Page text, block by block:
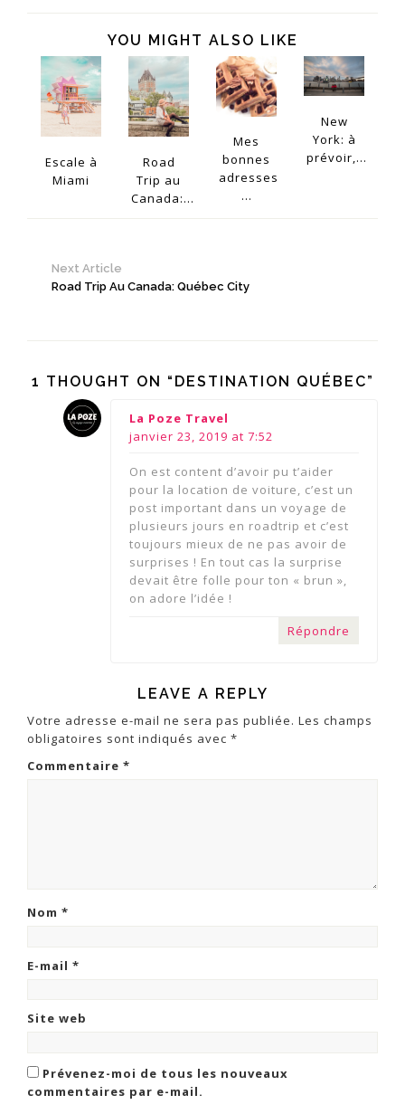
YOU MIGHT ALSO LIKE
Escale à
Miami
Road
Trip au
Canada:...
Mes
bonnes
adresses
...
New
York: à
prévoir,...
Next Article
Road Trip Au Canada: Québec City
1 THOUGHT ON “DESTINATION QUÉBEC”
La Poze Travel
janvier 23, 2019 at 7:52
On est content d’avoir pu t’aider
pour la location de voiture, c’est un
post important dans un voyage de
plusieurs jours en roadtrip et c’est
toujours mieux de ne pas avoir de
surprises ! En tout cas la surprise
devait être folle pour ton « brun »,
on adore l’idée !
Répondre
LEAVE A REPLY
Votre adresse e-mail ne sera pas publiée. Les champs
obligatoires sont indiqués avec *
Commentaire *
Nom *
E-mail *
Site web
Prévenez-moi de tous les nouveaux
commentaires par e-mail.